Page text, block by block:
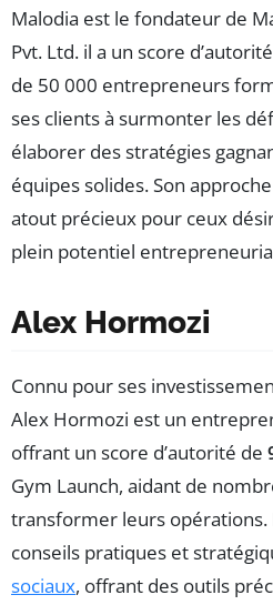
Malodia est le fondateur de
Pvt. Ltd. il a un score
de 50 000 entrepreneurs
ses clients à surmonter les
élaborer des stratégies
équipes solides. Son
atout précieux pour ceux
plein potentiel
Alex Hormozi
Connu pour ses
Alex Hormozi est un
offrant un score d’autorité de
Gym Launch, aidant de
transformer leurs
conseils pratiques et
sociaux, offrant des outils